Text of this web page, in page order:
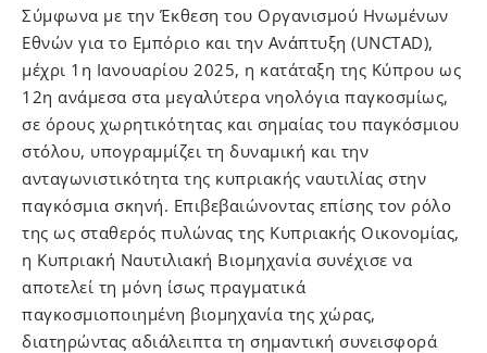
Σύμφωνα με την Έκθεση του Οργανισμού Ηνωμένων
Εθνών για το Εμπόριο και την Ανάπτυξη (UNCTAD),
μέχρι 1η Ιανουαρίου 2025, η κατάταξη της Κύπρου ως
12η ανάμεσα στα μεγαλύτερα νηολόγια παγκοσμίως,
σε όρους χωρητικότητας και σημαίας του παγκόσμιου
στόλου, υπογραμμίζει τη δυναμική και την
ανταγωνιστικότητα της κυπριακής ναυτιλίας στην
παγκόσμια σκηνή. Επιβεβαιώνοντας επίσης τον ρόλο
της ως σταθερός πυλώνας της Kυπριακής Oικονομίας,
η Κυπριακή Ναυτιλιακή Βιομηχανία συνέχισε να
αποτελεί τη μόνη ίσως πραγματικά
παγκοσμιοποιημένη βιομηχανία της χώρας,
διατηρώντας αδιάλειπτα τη σημαντική συνεισφορά